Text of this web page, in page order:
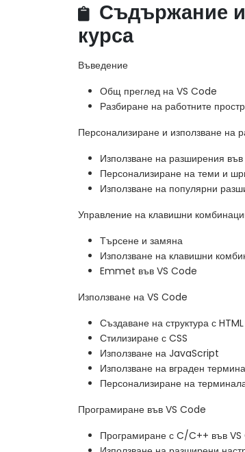
Съдържание
курса
Въведение
Общ преглед на VS Code
Разбиране на работните
Персонализиране и използване на
Използване на разширения
Персонализиране на теми и
Използване на популярни
Управление на клавишни
Търсене и замяна
Използване на клавишни
Emmet във VS Code
Използване на VS Code
Създаване на структура с HTML
Стилизиране с CSS
Използване на JavaScript
Използване на вграден
Персонализиране на
Програмиране във VS Code
Програмиране с C/C++ във